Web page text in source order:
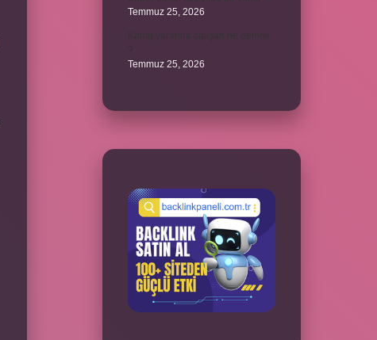
Temmuz 25, 2026
Temmuz 25, 2026